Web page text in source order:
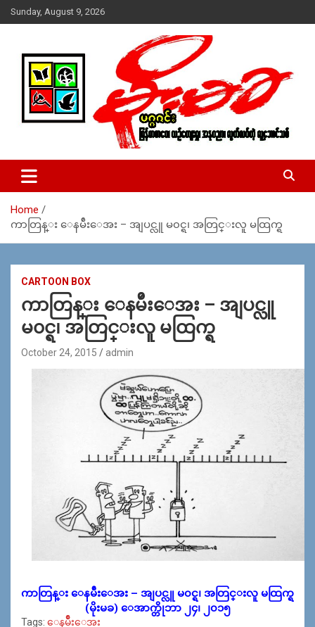
Skip
to
Sunday, August 9, 2026
MoeMaKa Burmese News &
Media
ယ္ေရး – အမွတ္ ၂၅၄၊ ပထပ္၊ လမ္း ၄၀၊ ေက်ာက္တံတား၊ ရန္ကုန္။
(ဖုုံး – ၀၉ ၂၅၂ ၂၄၉ ၀၉၄ ၊ ၀၉ ၄၂၁ ၇၄၃ ၇၅၃ ၊ ၀၉ ၅၀၄ ၁၀ ၅၈) ျ
ဇာေစ်းသစ္ ။ ၀၉ ၇၈၆၈၃၇ ၃၀၅ / ၀၉ ၉၆၃၆၉၉၈၃၄
Home
ကာတြန္း ေနမ်ဴိးေအး – အျပင္လူ မ၀င္ရ၊ အတြင္းလူ မထြက္ရ
CARTOON BOX
ကာတြန္း ေနမ်ဴိးေအး – အျပင္လူ
မ၀င္ရ၊ အတြင္းလူ မထြက္ရ
October 24, 2015 admin
ကာတြန္း ေနမ်ဴိးေအး – အျပင္လူ မ၀င္ရ၊ အတြင္းလူ မထြက္ရ
(မိုးမခ) ေအာက္တိုဘာ ၂၄၊ ၂၀၁၅
Tags: ေနမ်ဳိးေအး